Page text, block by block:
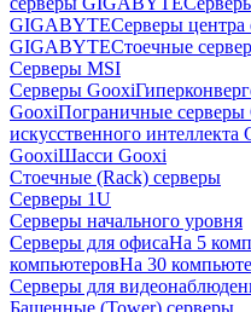
GIGABYTEСерверы центра
GIGABYTEСтоечные
Серверы MSI
Серверы Gooxi
GooxiПограничные серверы
искусственного интеллекта
GooxiШасси Gooxi
Стоечные (Rack) серверы
Серверы 1U
Серверы начального уровня
Серверы для офисаНа 5
компьютеровНа 30
Серверы для
Башенные (Tower) серверы